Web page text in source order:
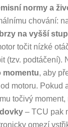
normy a
chování:
na vyšší
točit nízké
(tzv. podtáčení).
momentu, aby
motoru. Pokud
točivý moment,
– TCU pak
omezí